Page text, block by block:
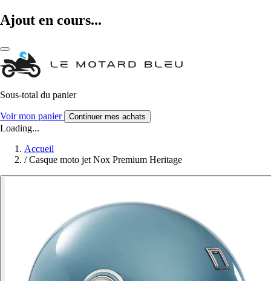
Ajout en cours...
Sous-total du panier
Voir mon panier Continuer mes achats
Loading...
Accueil
/ Casque moto jet Nox Premium Heritage